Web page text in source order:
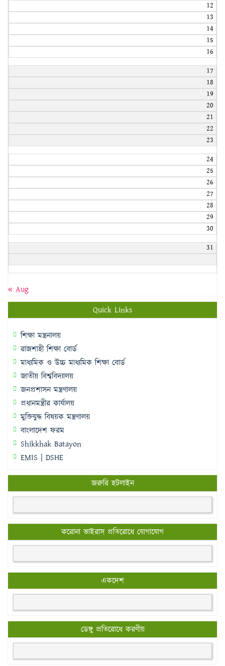
12
13
14
15
16
17
18
19
20
21
22
23
24
25
26
27
28
29
30
31
« Aug
Quick Links
শিক্ষা মন্ত্রনালয়
রাজশাহী শিক্ষা বোর্ড
মাধ্যমিক ও উচ্চ মাধ্যমিক শিক্ষা বোর্ড
জাতীয় বিশ্ববিদ্যালয়
জনপ্রশাসন মন্ত্রণালয়
প্রধানমন্ত্রীর কার্যালয়
মুক্তিযুদ্ধ বিষয়ক মন্ত্রণালয়
বাংলাদেশ ফরম
Shikkhak Batayon
EMIS | DSHE
জরুরি হটলাইন
করোনা ভাইরাস প্রতিরোধে যোগাযোগ
একদেশ
ডেঙ্গু প্রতিরোধে করণীয়